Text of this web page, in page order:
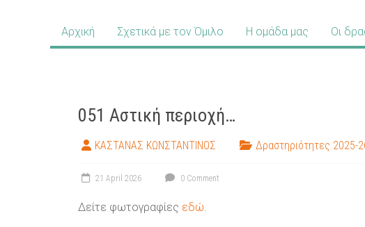
Αρχική Σχετικά με τον Όμιλο Η ομάδα μας Οι
051 Αστική περιοχή…
ΚΑΣΤΑΝΑΣ ΚΩΝΣΤΑΝΤΙΝΟΣ Δραστηριότητες 2025-
21 April 2026 0 Comment
Δείτε φωτογραφίες εδώ.